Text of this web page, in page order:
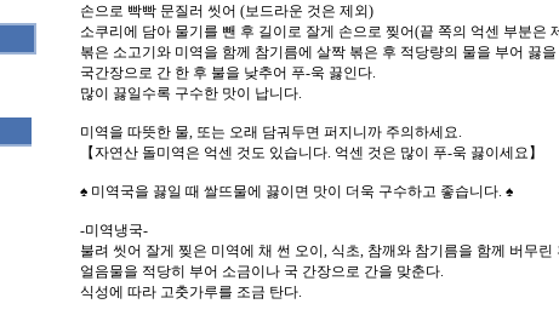
손으로 빡빡 문질러 씻어 (보드라운 것은 제외)
소쿠리에 담아 물기를 뺀 후 길이로 잘게 손으로 찢어(끝 쪽의 억센 부분은
볶은 소고기와 미역을 함께 참기름에 살짝 볶은 후 적당량의 물을 부어 끓
국간장으로 간 한 후 불을 낮추어 푸-욱 끓인다.
많이 끓일수록 구수한 맛이 납니다.
미역을 따뜻한 물, 또는 오래 담궈두면 퍼지니까 주의하세요.
【자연산 돌미역은 억센 것도 있습니다. 억센 것은 많이 푸-욱 끓이세요】
♠ 미역국을 끓일 때 쌀뜨물에 끓이면 맛이 더욱 구수하고 좋습니다. ♠
-미역냉국-
불려 씻어 잘게 찢은 미역에 채 썬 오이, 식초, 참깨와 참기름을 함께 버무린
얼음물을 적당히 부어 소금이나 국 간장으로 간을 맞춘다.
식성에 따라 고춧가루를 조금 탄다.